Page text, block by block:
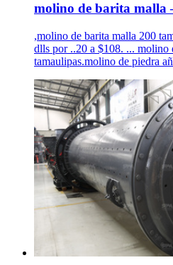
molino de barita
,molino de barita malla 200
dlls por ..20 a $108. ... molino
tamaulipas.molino de piedra